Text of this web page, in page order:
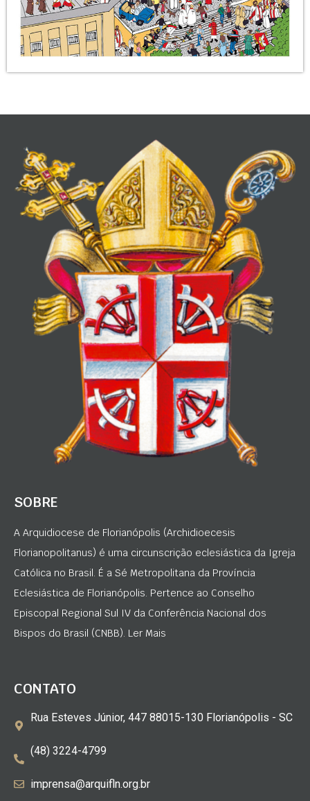
SOBRE
A Arquidiocese de Florianópolis (Archidioecesis
Florianopolitanus) é uma circunscrição eclesiástica da Igreja
Católica no Brasil. É a Sé Metropolitana da Província
Eclesiástica de Florianópolis. Pertence ao Conselho
Episcopal Regional Sul IV da Conferência Nacional dos
Bispos do Brasil (CNBB). Ler Mais
CONTATO
Rua Esteves Júnior, 447 88015-130 Florianópolis - SC
(48) 3224-4799
imprensa@arquifln.org.br